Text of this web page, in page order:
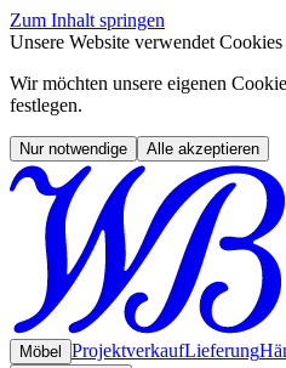
Zum Inhalt springen
Unsere Website verwendet Cookies
Wir möchten unsere eigenen
festlegen.
Nur notwendige Alle akzeptieren
Möbel ProjektverkaufLieferung